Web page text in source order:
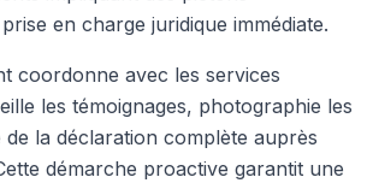
en charge juridique immédiate.
coordonne avec les services
les témoignages, photographie les
la déclaration complète auprès
démarche proactive garantit une